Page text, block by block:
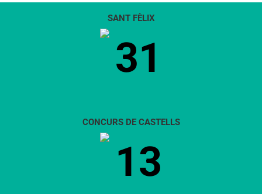
SANT FÈLIX
31
CONCURS DE CASTELLS
13